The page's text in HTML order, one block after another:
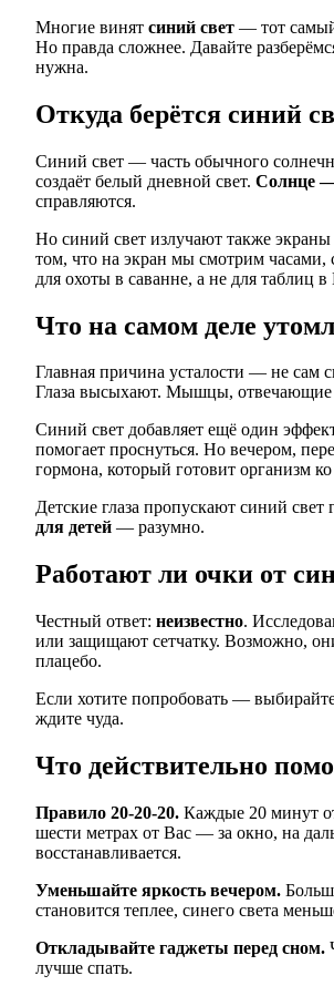
Многие винят синий свет — тот
Но правда сложнее. Давайте
нужна.
Откуда берётся синий
Синий свет — часть обычного
создаёт белый дневной свет. Солнце —
справляются.
Но синий свет излучают также
том, что на экран мы смотрим часами,
для охоты в саванне, а не для таблиц в
Что на самом деле
Главная причина усталости — не сам
Глаза высыхают. Мышцы, отвечающие
Синий свет добавляет ещё один
помогает проснуться. Но вечером,
гормона, который готовит организм ко
Детские глаза пропускают синий
для детей — разумно.
Работают ли очки от
Честный ответ: неизвестно.
или защищают сетчатку. Возможно,
плацебо.
Если хотите попробовать —
ждите чуда.
Что действительно
Правило 20-20-20. Каждые 20 минут
шести метрах от Вас — за окно, на
восстанавливается.
Уменьшайте яркость вечером.
становится теплее, синего света
Откладывайте гаджеты перед сном.
лучше спать.